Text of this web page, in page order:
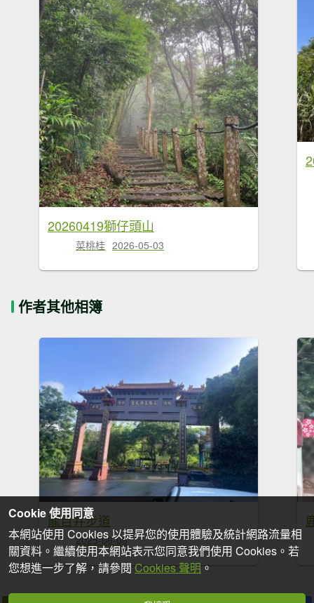
20260419獅仔頭山
菜桃桂 2026-05-03
作者其他相簿
龍目井步道
2025-06-08
Cookie 使用同意
本網站使用 Cookies 以提昇您的使用體驗及統計網路流量相
關資料。繼續使用本網站表示您同意我們使用 Cookies。若
您想進一步了解，請參閱 Cookies 聲明 。